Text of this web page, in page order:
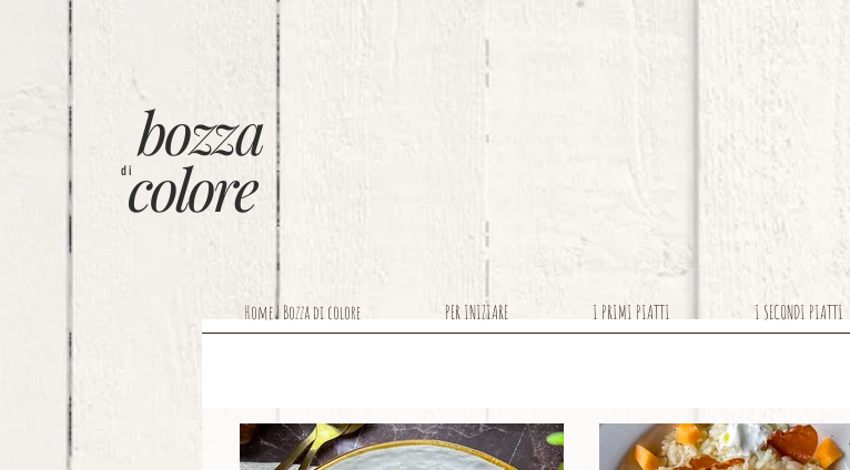
bozza
colore
di
Home | Bozza di colore PER INIZIARE I PRIMI PIATTI I SECONDI PIATTI